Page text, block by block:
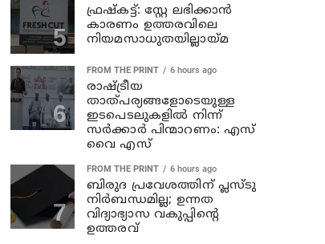
ഫ്രഷ്‌കട്ട്: സ്റ്റേ ലഭിക്കാന്‍
കാരണം ഉത്തരവിലെ
നിയമസാധുതയില്ലായ്മ
FROM THE PRINT 6 hours ago
രാഷ്ട്രീയ
താത്പര്യങ്ങളോടെയുള്ള
ഇടപെടലുകളില്‍ നിന്ന്
സര്‍ക്കാര്‍ പിന്മാറണം: എസ്
വൈ എസ്
FROM THE PRINT 6 hours ago
ബിരുദ പ്രവേശത്തിന് പ്ലസ്ടു
നിര്‍ബന്ധമില്ല; ഉന്നത
വിദ്യാഭ്യാസ വകുപ്പിന്റെ
ഉത്തരവ്